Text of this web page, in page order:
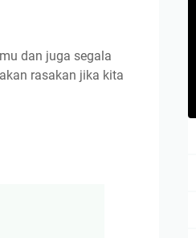
dan juga segala
rasakan jika kita